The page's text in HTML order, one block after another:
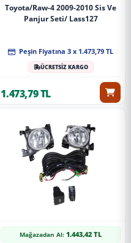
Toyota/Raw-4 2009-2010 Sis Ve
Panjur Seti/ Lass127
Peşin Fiyatına 3 x 1.473,79 TL
ÜCRETSİZ KARGO
1.473,79 TL
Mağazadan Al:1.443,42 TL